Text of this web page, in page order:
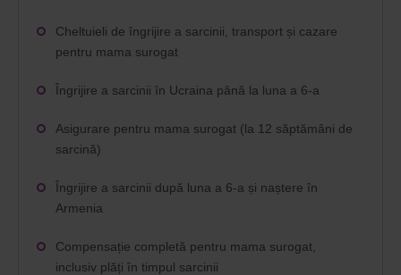
Cheltuieli de îngrijire a sarcinii, transport și cazare
pentru mama surogat
Îngrijire a sarcinii în Ucraina până la luna a 6-a
Asigurare pentru mama surogat (la 12 săptămâni de
sarcină)
Îngrijire a sarcinii după luna a 6-a și naștere în
Armenia
Compensație completă pentru mama surogat,
inclusiv plăți în timpul sarcinii